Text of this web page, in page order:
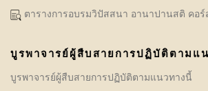
ตารางการอบรมวิปัสสนา อานาปานสติ คอร์
บูรพาจารย์ผู้สืบสายการปฏิบัติตามแ
บูรพาจารย์ผู้สืบสายการปฏิบัติตามแนวทางนี้